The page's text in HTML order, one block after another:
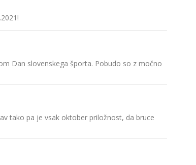
Dan slovenskega športa. Pobudo so z močno
tako pa je vsak oktober priložnost, da bruce